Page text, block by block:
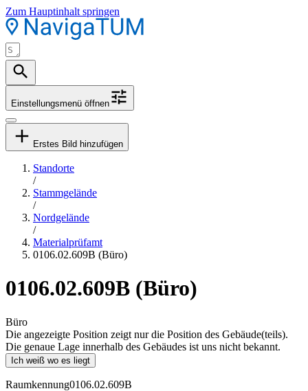
Zum Hauptinhalt springen
Einstellungsmenü öffnen
Erstes Bild hinzufügen
Standorte
/
Stammgelände
/
Nordgelände
/
Materialprüfamt
0106.02.609B (Büro)
0106.02.609B (Büro)
Büro
Die angezeigte Position zeigt nur die Position des Gebäude(teils).
Die genaue Lage innerhalb des Gebäudes ist uns nicht bekannt.
Ich weiß wo es liegt
Raumkennung0106.02.609B